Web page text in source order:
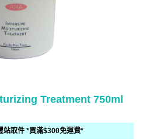
Treatment 750ml
站取件 *買滿$300免運費*